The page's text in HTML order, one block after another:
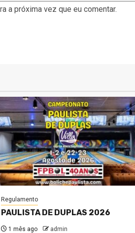
a próxima vez que eu comentar.
Regulamento
PAULISTA DE DUPLAS 2026
1 mês ago admin